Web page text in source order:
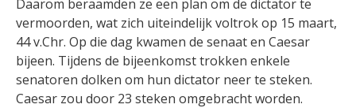
Daarom beraamden ze een plan om de dictator te
vermoorden, wat zich uiteindelijk voltrok op 15 maart,
44 v.Chr. Op die dag kwamen de senaat en Caesar
bijeen. Tijdens de bijeenkomst trokken enkele
senatoren dolken om hun dictator neer te steken.
Caesar zou door 23 steken omgebracht worden.